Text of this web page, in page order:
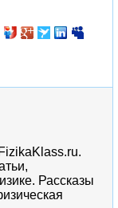
Рассказы